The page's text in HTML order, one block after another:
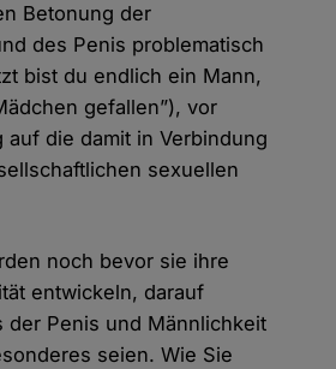
Betonung der
des Penis problematisch
bist du endlich ein Mann,
gefallen”), vor
auf die damit in Verbindung
sexuellen
noch bevor sie ihre
entwickeln, darauf
der Penis und Männlichkeit
seien. Wie Sie